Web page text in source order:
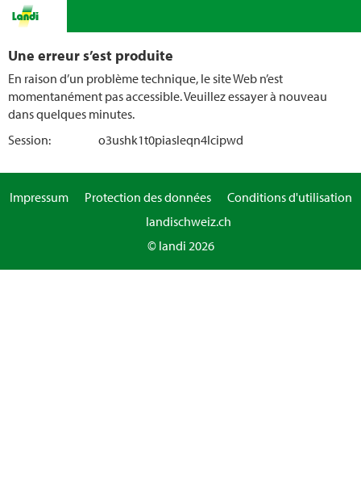
Une erreur s’est produite
En raison d’un problème technique, le site Web n’est
momentanément pas accessible. Veuillez essayer à nouveau
dans quelques minutes.
Session:
o3ushk1t0piasleqn4lcipwd
Impressum Protection des données
Conditions d'utilisation
landischweiz.ch
© landi 2026